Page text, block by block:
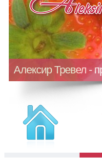
Алексир Тревел -